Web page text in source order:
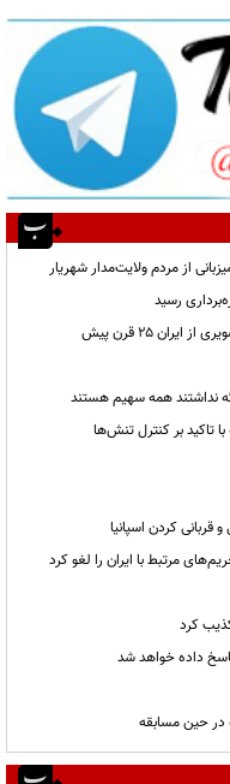
نداشتند همه سهیم هستند
تاکید بر کنترل تنش‌ها
قربانی کردن اسپانیا
مرتبط با ایران را لغو کرد
کرد
داده خواهد شد
در حین مسابقه